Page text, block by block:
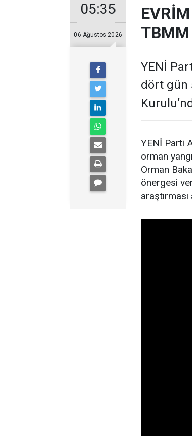
05:35
06 Ağustos 2026
TBMM
YENİ
dört gün
YENİ Parti
orman
Orman
önergesi
araştırması